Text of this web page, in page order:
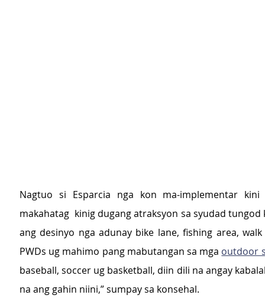
Nagtuo si Esparcia nga kon ma-implementar
makahatag  kinig dugang atraksyon sa syudad
ang desinyo nga adunay bike lane, fishing area,
PWDs ug mahimo pang mabutangan sa mga outdoor
baseball, soccer ug basketball, diin dili na angay
na ang gahin niini,” sumpay sa konsehal.